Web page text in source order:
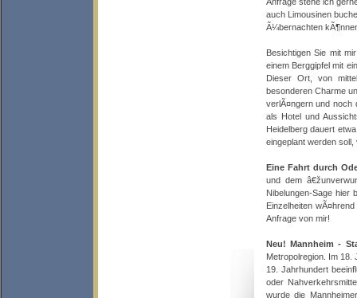
auch Limousinen
Ã¼bernachten
Besichtigen Sie mit
einem Berggipfel mit
Dieser Ort, von
besonderen Charme
verlÃ¤ngern und noch
als Hotel und
Heidelberg dauert
eingeplant werden
Eine Fahrt durch
und dem
Nibelungen-Sage hier
Einzelheiten
Anfrage von mir!
Neu! Mannheim -
Metropolregion. Im
19. Jahrhundert
oder
wurde die